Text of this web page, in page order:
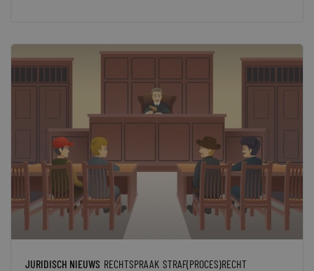
JURIDISCH NIEUWS RECHTSPRAAK STRAF(PROCES)RECHT